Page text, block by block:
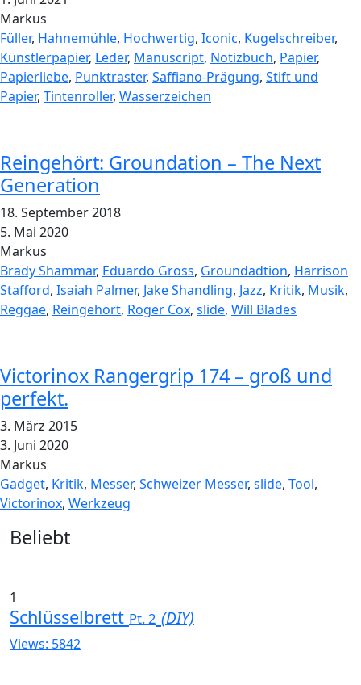
Markus
Füller, Hahnemühle, Hochwertig, Iconic, Kugelschreiber,
Künstlerpapier, Leder, Manuscript, Notizbuch, Papier,
Papierliebe, Punktraster, Saffiano-Prägung, Stift und
Papier, Tintenroller, Wasserzeichen
Reingehört: Groundation – The Next
Generation
18. September 2018
5. Mai 2020
Markus
Brady Shammar, Eduardo Gross, Groundadtion, Harrison
Stafford, Isaiah Palmer, Jake Shandling, Jazz, Kritik, Musik,
Reggae, Reingehört, Roger Cox, slide, Will Blades
Victorinox Rangergrip 174 – groß und
perfekt.
3. März 2015
3. Juni 2020
Markus
Gadget, Kritik, Messer, Schweizer Messer, slide, Tool,
Victorinox, Werkzeug
Widgets
Beliebt
1
Schlüsselbrett Pt. 2 (DIY)
Views: 5842